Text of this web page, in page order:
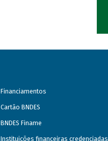
Financiamentos
Cartão BNDES
BNDES Finame
Instituições financeiras credenciadas